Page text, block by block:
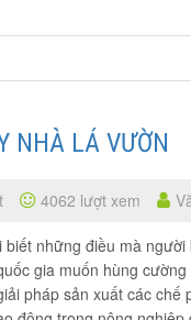
NHÀ LÁ VƯỜN
4062 lượt xem
những điều mà
gia muốn hùng
pháp sản xuất các